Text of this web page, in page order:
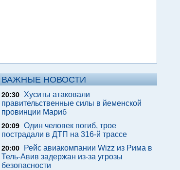
ВАЖНЫЕ НОВОСТИ
20:30
Хуситы атаковали
правительственные силы в йеменской
провинции Мариб
20:09 Один человек погиб, трое
пострадали в ДТП на 316-й трассе
20:00
Рейс авиакомпании Wizz из Рима в
Тель-Авив задержан из-за угрозы
безопасности